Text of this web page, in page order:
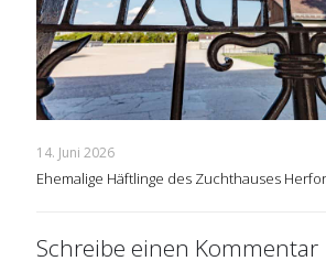
14. Juni 2026
Ehemalige Häftlinge des Zuchthauses
Schreibe einen Kommentar